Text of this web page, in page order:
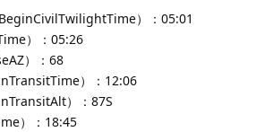
）：05:01
）：05:26
）：68
）：12:06
）：87S
）：18:45